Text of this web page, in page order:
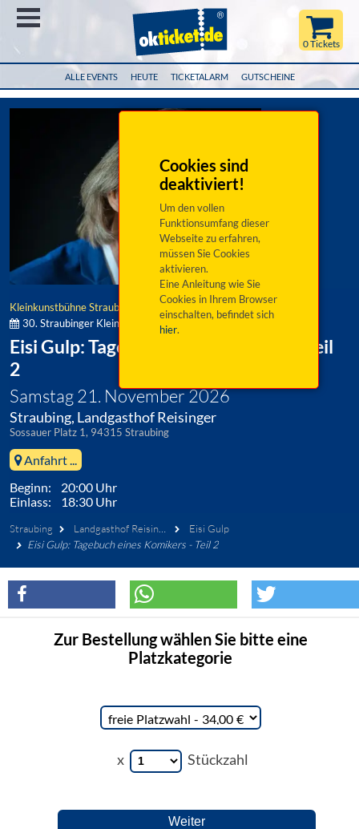
ALLE EVENTS HEUTE TICKETALARM GUTSCHEINE
0 Tickets
Cookies sind
deaktiviert!
Um den vollen
Funktionsumfang dieser
Webseite zu erfahren,
müssen Sie Cookies
aktivieren.
Eine Anleitung wie Sie
Cookies in Ihrem Browser
einschalten, befindet sich
hier.
Kleinkunstbühne Straubing
30. Straubinger Kleinkunsttage 2026/27:
Eisi Gulp: Tagebuch eines Komikers - Teil
2
Samstag 21. November 2026
Straubing, Landgasthof Reisinger
Sossauer Platz 1, 94315 Straubing
Anfahrt ...
Beginn: 20:00 Uhr
Einlass: 18:30 Uhr
Straubing Landgasthof Reisinger
Eisi Gulp
Eisi Gulp: Tagebuch eines Komikers - Teil 2
Zur Bestellung wählen Sie bitte eine
Platzkategorie
x Stückzahl